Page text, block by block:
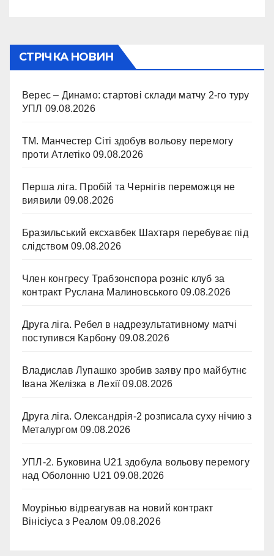
СТРІЧКА НОВИН
Верес – Динамо: стартові склади матчу 2-го туру
УПЛ 09.08.2026
ТМ. Манчестер Сіті здобув вольову перемогу
проти Атлетіко 09.08.2026
Перша ліга. Пробій та Чернігів переможця не
виявили 09.08.2026
Бразильський ексхавбек Шахтаря перебуває під
слідством 09.08.2026
Член конгресу Трабзонспора розніс клуб за
контракт Руслана Малиновського 09.08.2026
Друга ліга. Ребел в надрезультативному матчі
поступився Карбону 09.08.2026
Владислав Лупашко зробив заяву про майбутнє
Івана Желізка в Лехії 09.08.2026
Друга ліга. Олександрія-2 розписала суху нічию з
Металургом 09.08.2026
УПЛ-2. Буковина U21 здобула вольову перемогу
над Оболонню U21 09.08.2026
Моурінью відреагував на новий контракт
Вінісіуса з Реалом 09.08.2026